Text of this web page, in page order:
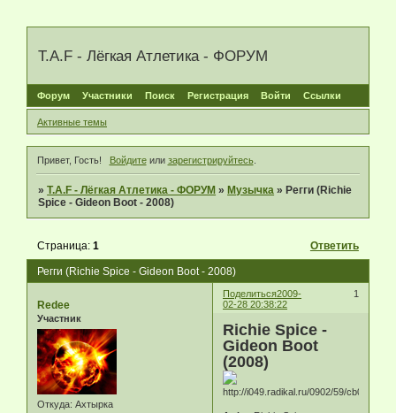
T.A.F - Лёгкая Атлетика - ФОРУМ
Форум Участники Поиск Регистрация Войти Ссылки
Активные темы
Привет, Гость! Войдитеили зарегистрируйтесь.
»T.A.F - Лёгкая Атлетика - ФОРУМ » Музычка » Регги (Richie
Spice - Gideon Boot - 2008)
Регги (Richie Spice - Gideon Boot - 2008)
Страница:1 Ответить
Поделиться 1
2009-
02-28 20:38:22
Redee
Участник
Откуда: Ахтырка
Richie Spice -
Gideon Boot
(2008)